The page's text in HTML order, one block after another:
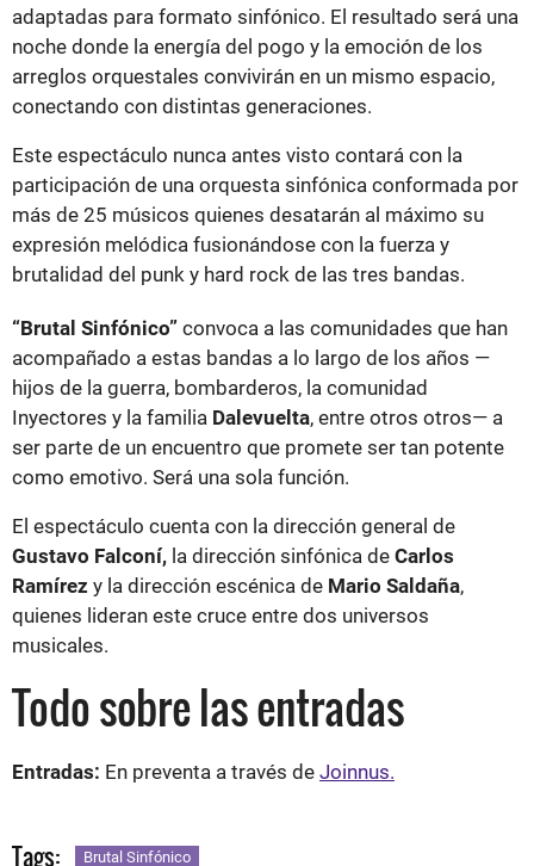
adaptadas para formato sinfónico. El resultado será una
noche donde la energía del pogo y la emoción de los
arreglos orquestales convivirán en un mismo espacio,
conectando con distintas generaciones.
Este espectáculo nunca antes visto contará con la
participación de una orquesta sinfónica conformada por
más de 25 músicos quienes desatarán al máximo su
expresión melódica fusionándose con la fuerza y
brutalidad del punk y hard rock de las tres bandas.
“Brutal Sinfónico” convoca a las comunidades que han
acompañado a estas bandas a lo largo de los años —
hijos de la guerra, bombarderos, la comunidad
Inyectores y la familia Dalevuelta, entre otros otros— a
ser parte de un encuentro que promete ser tan potente
como emotivo. Será una sola función.
El espectáculo cuenta con la dirección general de
Gustavo Falconí, la dirección sinfónica de Carlos
Ramírez y la dirección escénica de Mario Saldaña,
quienes lideran este cruce entre dos universos
musicales.
Todo sobre las entradas
Entradas: En preventa a través de Joinnus.
Tags: Brutal Sinfónico